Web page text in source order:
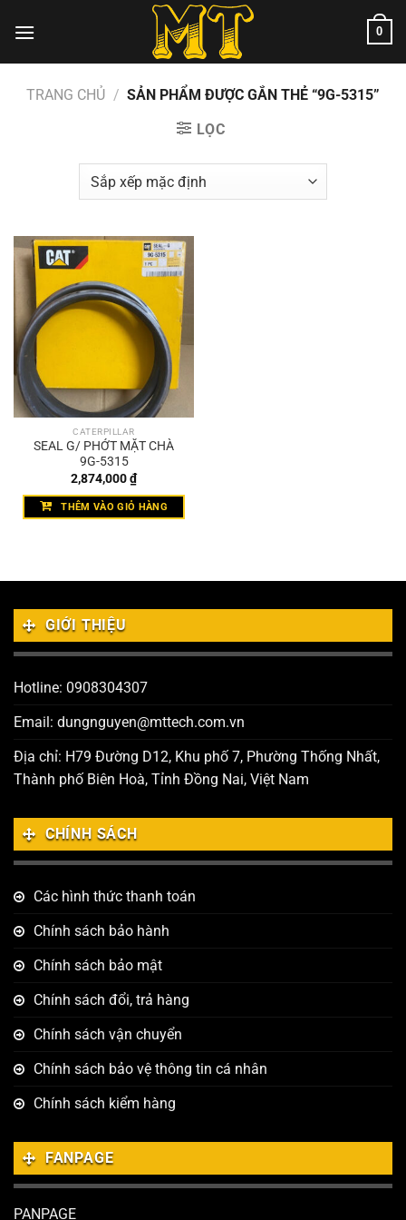
đến
0
TRANG CHỦ / SẢN PHẨM ĐƯỢC GẮN THẺ “9G-5315”
LỌC
CATERPILLAR
SEAL G/ PHỚT MẶT CHÀ
9G-5315
2,874,000₫
THÊM VÀO GIỎ HÀNG
GIỚI THIỆU
Hotline: 0908304307
Email: dungnguyen@mttech.com.vn
Địa chỉ: H79 Đường D12, Khu phố 7, Phường Thống Nhất,
Thành phố Biên Hoà, Tỉnh Đồng Nai, Việt Nam
CHÍNH SÁCH
Các hình thức thanh toán
Chính sách bảo hành
Chính sách bảo mật
Chính sách đổi, trả hàng
Chính sách vận chuyển
Chính sách bảo vệ thông tin cá nhân
Chính sách kiểm hàng
FANPAGE
PANPAGE